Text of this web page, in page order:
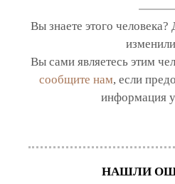
Вы знаете этого
Вы сами являетесь этим
сообщите нам, если
информация
НАШЛИ